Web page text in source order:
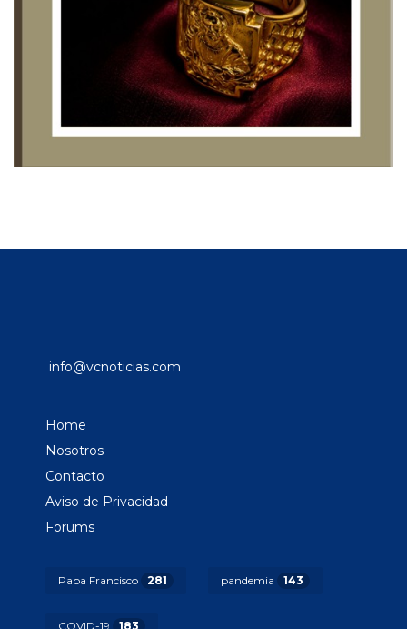
info@vcnoticias.com
Home
Nosotros
Contacto
Aviso de Privacidad
Forums
Papa Francisco 281 pandemia 143
COVID-19 183